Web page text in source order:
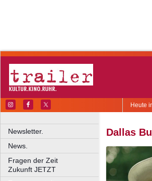
Heute
Newsletter.
News.
Fragen der Zeit
Zukunft JETZT
Dallas